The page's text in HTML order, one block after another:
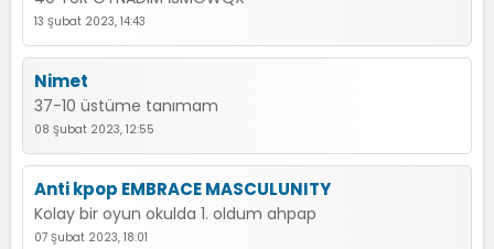
13 Şubat 2023, 14:43
Nimet
37-10 üstüme tanımam
08 Şubat 2023, 12:55
Anti kpop EMBRACE MASCULUNITY
Kolay bir oyun okulda 1. oldum ahpap
07 Şubat 2023, 18:01